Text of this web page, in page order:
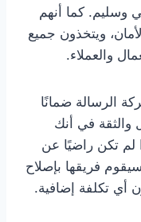
وسليم. كما أنهم
ويتخذون جميع
والعملاء.
الرسالة ضمانًا
والثقة في أنك
لم تكن راضيًا عن
فريقها بإصلاح
تكلفة إضافية.